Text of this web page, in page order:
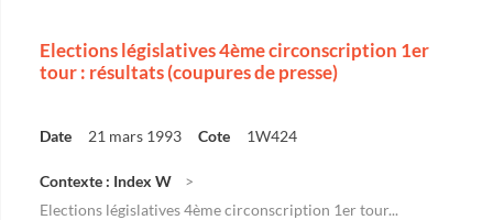
Elections législatives 4ème circonscription 1er
tour : résultats (coupures de presse)
Date 21 mars 1993 Cote 1W424
Contexte : Index W
Elections législatives 4ème circonscription 1er tour...